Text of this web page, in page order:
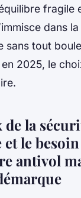
fragile
dans
sans tout
2025, le
de la
le besoin
antivol